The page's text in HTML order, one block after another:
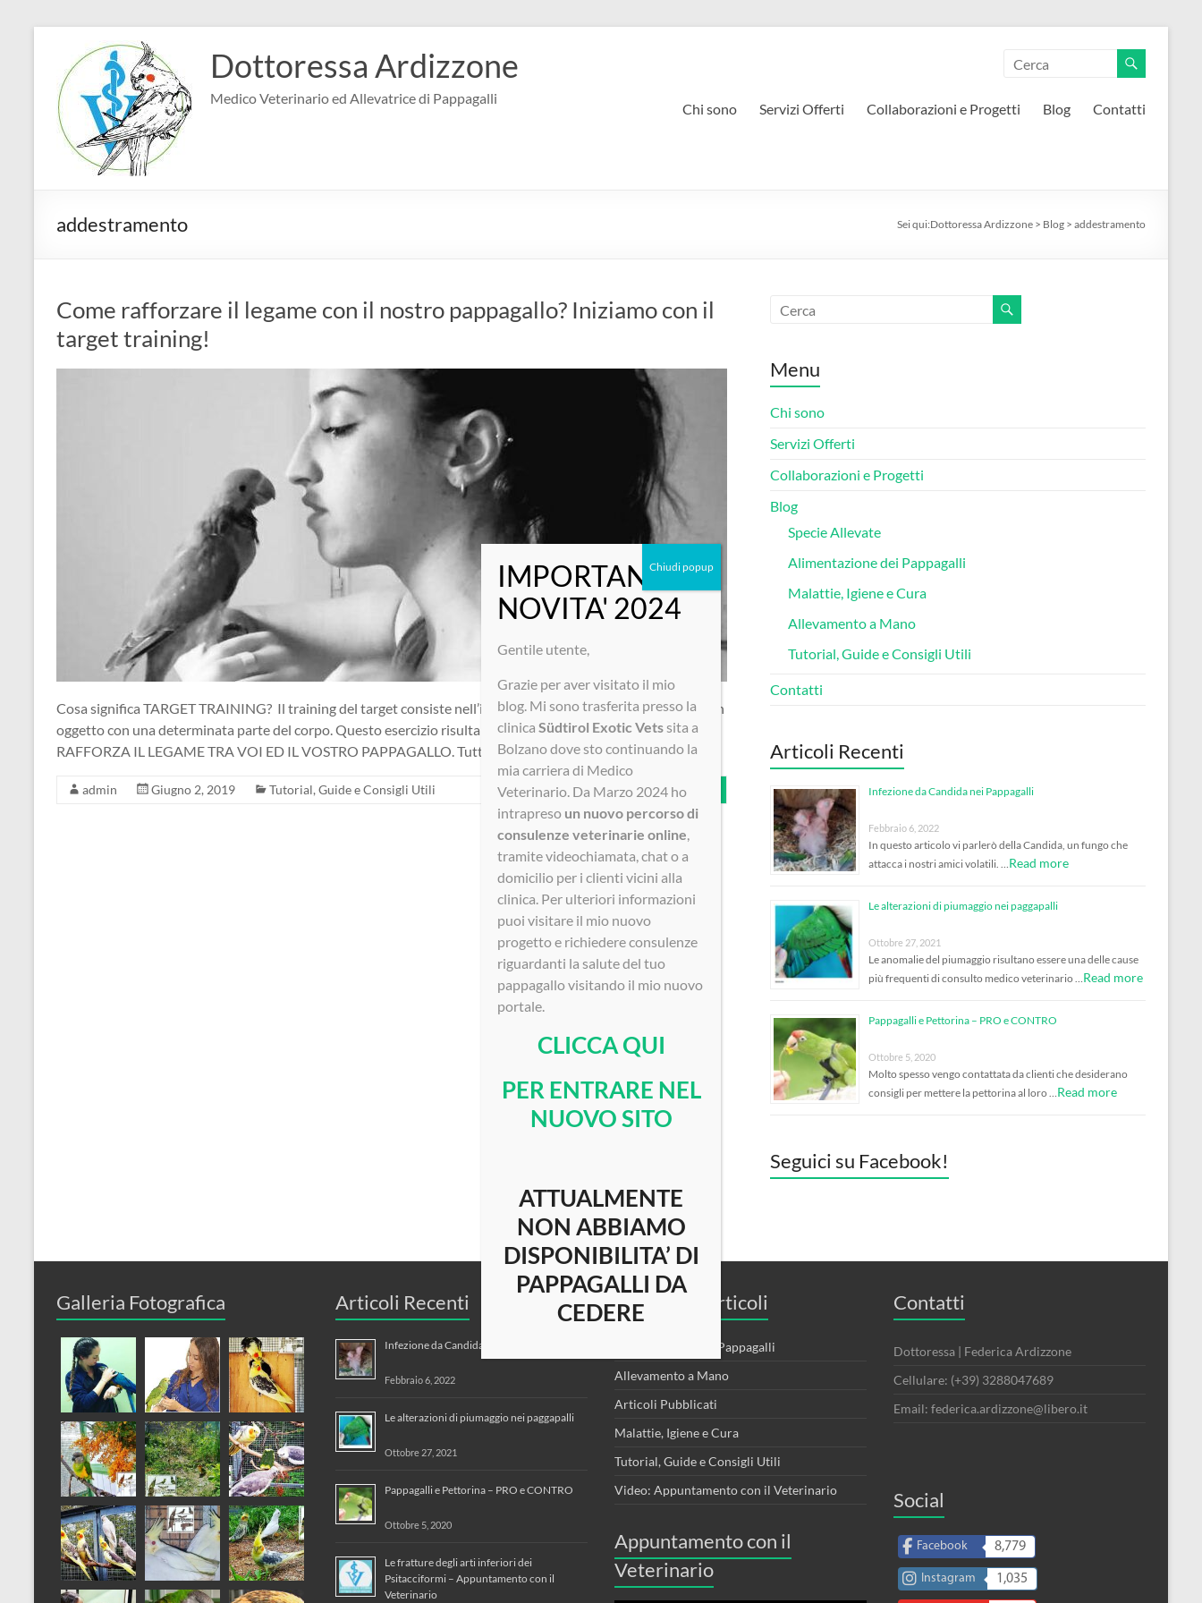
contenuto
Dottoressa Ardizzone
Medico Veterinario ed Allevatrice di Pappagalli
Chi sono Servizi Offerti Collaborazioni e Progetti Blog Contatti
addestramento Sei qui:Dottoressa Ardizzone > Blog > addestramento
Come rafforzare il legame con il nostro pappagallo? Iniziamo con il
target training!
Cosa significa TARGET TRAINING? Il training del target consiste nell’insegnare al nostro animale a toccare un
oggetto con una determinata parte del corpo. Questo esercizio risulta importante per diversi motivi: 1.
RAFFORZA IL LEGAME TRA VOI ED IL VOSTRO PAPPAGALLO. Tutte
admin Giugno 2, 2019 Tutorial, Guide e Consigli Utili Leggi tutto
Menu
Chi sono
Servizi Offerti
Collaborazioni e Progetti
Blog
Specie Allevate
Alimentazione dei Pappagalli
Malattie, Igiene e Cura
Allevamento a Mano
Tutorial, Guide e Consigli Utili
Contatti
Articoli Recenti
Infezione da Candida nei Pappagalli
Febbraio 6, 2022
In questo articolo vi parlerò della Candida, un fungo che
attacca i nostri amici volatili. …Read more
Le alterazioni di piumaggio nei paggapalli
Ottobre 27, 2021
Le anomalie del piumaggio risultano essere una delle cause
più frequenti di consulto medico veterinario …Read more
Pappagalli e Pettorina – PRO e CONTRO
Ottobre 5, 2020
Molto spesso vengo contattata da clienti che desiderano
consigli per mettere la pettorina al loro …Read more
Seguici su Facebook!
Galleria Fotografica Articoli Recenti
Infezione da Candida nei Pappagalli
Febbraio 6, 2022
Le alterazioni di piumaggio nei paggapalli
Ottobre 27, 2021
Pappagalli e Pettorina – PRO e CONTRO
Ottobre 5, 2020
Le fratture degli arti inferiori dei
Psitacciformi – Appuntamento con il
Veterinario
Categorie Articoli
Alimentazione dei Pappagalli
Allevamento a Mano
Articoli Pubblicati
Malattie, Igiene e Cura
Tutorial, Guide e Consigli Utili
Video: Appuntamento con il Veterinario
Appuntamento con il
Veterinario
Contatti
Dottoressa | Federica Ardizzone
Cellulare: (+39) 3288047689
Email: federica.ardizzone@libero.it
Social
Facebook 8,779
Instagram 1,035
Gentile utente,
Grazie per aver visitato il mio
blog. Mi sono trasferita presso la
clinica Südtirol Exotic Vets sita a
Bolzano dove sto continuando la
mia carriera di Medico
Veterinario. Da Marzo 2024 ho
intrapreso un nuovo percorso di
consulenze veterinarie online,
tramite videochiamata, chat o a
domicilio per i clienti vicini alla
clinica. Per ulteriori informazioni
puoi visitare il mio nuovo
progetto e richiedere consulenze
riguardanti la salute del tuo
pappagallo visitando il mio nuovo
portale.
CLICCA QUI
PER ENTRARE NEL
NUOVO SITO
ATTUALMENTE
NON ABBIAMO
DISPONIBILITA’ DI
PAPPAGALLI DA
CEDERE